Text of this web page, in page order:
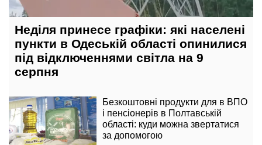
Неділя принесе графіки: які населені
пункти в Одеській області опинилися
під відключеннями світла на 9
серпня
Безкоштовні продукти для в ВПО
і пенсіонерів в Полтавській
області: куди можна звертатися
за допомогою